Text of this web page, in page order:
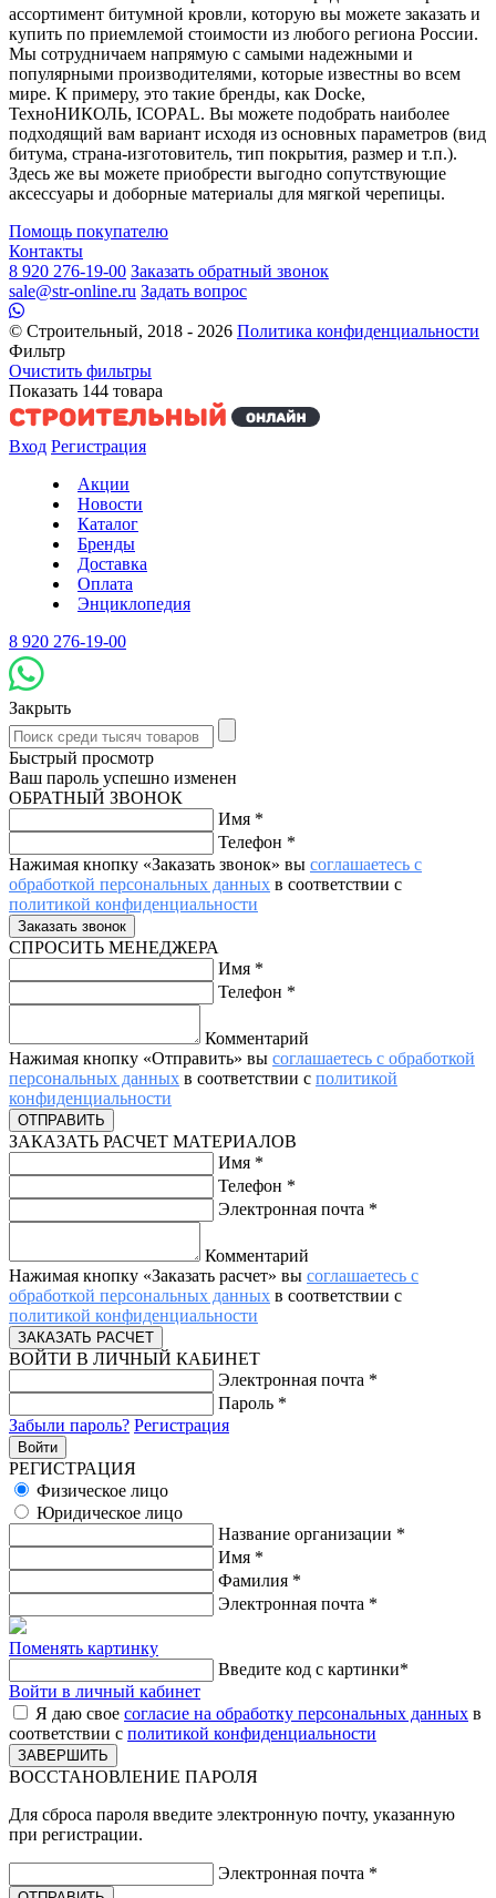
ассортимент битумной кровли, которую вы можете заказать и
купить по приемлемой стоимости из любого региона России.
Мы сотрудничаем напрямую с самыми надежными и
популярными производителями, которые известны во всем
мире. К примеру, это такие бренды, как Docke,
ТехноНИКОЛЬ, ICOPAL. Вы можете подобрать наиболее
подходящий вам вариант исходя из основных параметров (вид
битума, страна-изготовитель, тип покрытия, размер и т.п.).
Здесь же вы можете приобрести выгодно сопутствующие
аксессуары и доборные материалы для мягкой черепицы.
Помощь покупателю
Контакты
8 920 276-19-00 Заказать обратный звонок
sale@str-online.ru Задать вопрос
© Строительный, 2018 - 2026 Политика конфиденциальности
Фильтр
Очистить фильтры
Показать 144 товара
Вход Регистрация
Акции
Новости
Каталог
Бренды
Доставка
Оплата
Энциклопедия
8 920 276-19-00
Закрыть
Быстрый просмотр
Ваш пароль успешно изменен
ОБРАТНЫЙ ЗВОНОК
Имя *
Телефон *
Нажимая кнопку «Заказать звонок» вы соглашаетесь с
обработкой персональных данных в соответствии с
политикой конфиденциальности
СПРОСИТЬ МЕНЕДЖЕРА
Имя *
Телефон *
Комментарий
Нажимая кнопку «Отправить» вы соглашаетесь с обработкой
персональных данных в соответствии с политикой
конфиденциальности
ЗАКАЗАТЬ РАСЧЕТ МАТЕРИАЛОВ
Имя *
Телефон *
Электронная почта *
Комментарий
Нажимая кнопку «Заказать расчет» вы соглашаетесь с
обработкой персональных данных в соответствии с
политикой конфиденциальности
ВОЙТИ В ЛИЧНЫЙ КАБИНЕТ
Электронная почта *
Пароль *
Забыли пароль? Регистрация
РЕГИСТРАЦИЯ
Физическое лицо
Юридическое лицо
Название организации *
Имя *
Фамилия *
Электронная почта *
Поменять картинку
Введите код с картинки*
Войти в личный кабинет
Я даю свое согласие на обработку персональных данных в
соответствии с политикой конфиденциальности
ВОССТАНОВЛЕНИЕ ПАРОЛЯ
Для сброса пароля введите электронную почту, указанную
при регистрации.
Электронная почта *